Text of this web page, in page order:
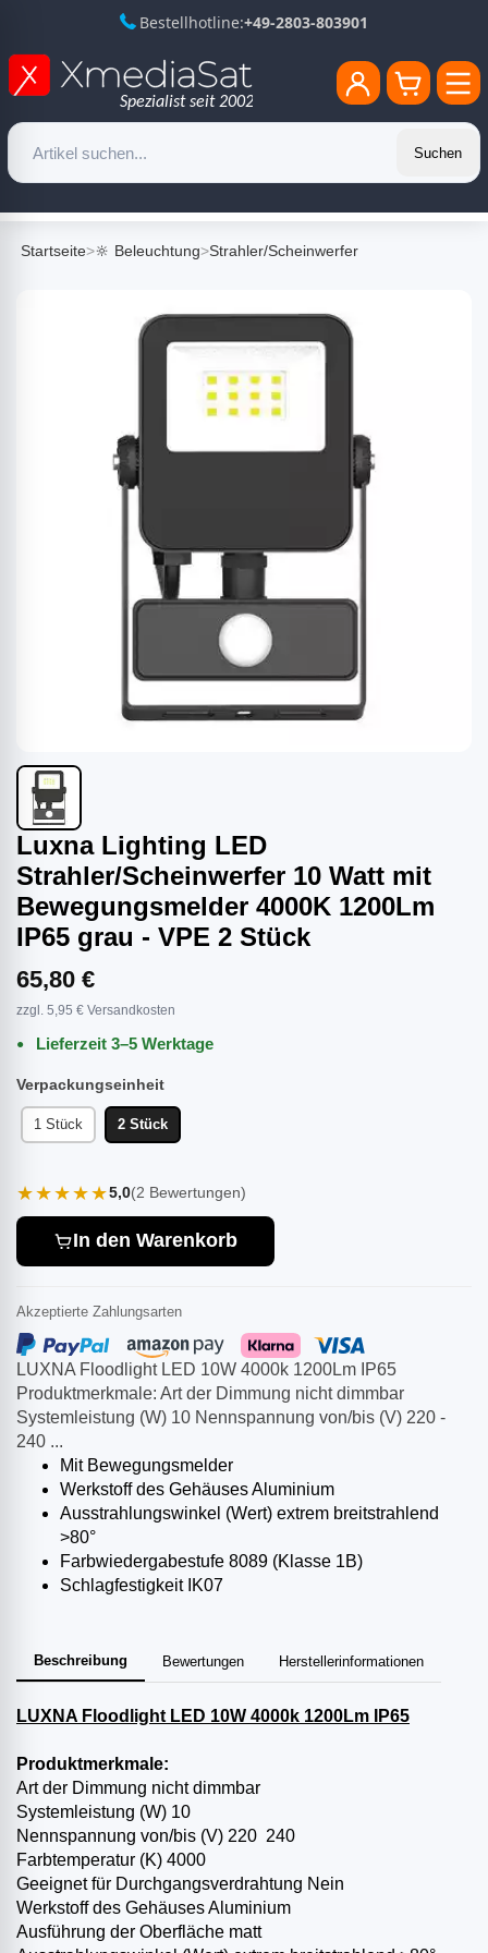
Bestellhotline:+49-2803-803901
Suchen
Startseite>🔆 Beleuchtung>Strahler/Scheinwerfer
Luxna Lighting LED
Strahler/Scheinwerfer 10 Watt mit
Bewegungsmelder 4000K 1200Lm
IP65 grau - VPE 2 Stück
LUXNA Floodlight LED 10W 4000k 1200Lm IP65
Produktmerkmale: Art der Dimmung nicht dimmbar
Systemleistung (W) 10 Nennspannung von/bis (V) 220 ­
240 ...
Mit Bewegungsmelder
Werkstoff des Gehäuses Aluminium
Ausstrahlungswinkel (Wert) extrem breitstrahlend
>80°
Farbwiedergabestufe 80­89 (Klasse 1B)
Schlagfestigkeit IK07
Beschreibung Bewertungen Herstellerinformationen
LUXNA Floodlight LED 10W 4000k 1200Lm IP65
Produktmerkmale:
Art der Dimmung nicht dimmbar
Systemleistung (W) 10
Nennspannung von/bis (V) 220 ­ 240
Farbtemperatur (K) 4000 ­
Geeignet für Durchgangsverdrahtung Nein
Werkstoff des Gehäuses Aluminium
Ausführung der Oberfläche matt
65,80 €
zzgl. 5,95 € Versandkosten
Lieferzeit 3–5 Werktage
Verpackungseinheit
1 Stück 2 Stück
★★★★★5,0(2 Bewertungen)
In den Warenkorb
Akzeptierte Zahlungsarten